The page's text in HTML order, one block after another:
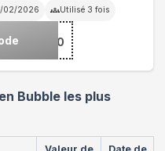
02/2026 Utilisé 3 fois
***0
Bubble les plus
Valeur de Date de